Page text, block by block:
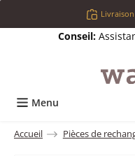
Passer au contenu principal
Conseil:
Menu
Accueil Pièces de